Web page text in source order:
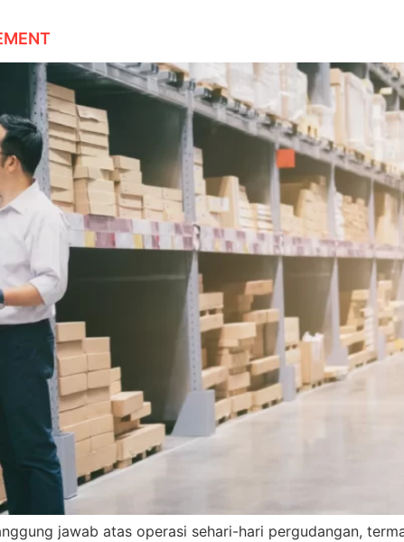
jawab atas operasi sehari-hari pergudangan,